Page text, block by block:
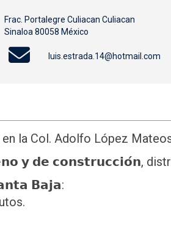
Frac. Portalegre Culiacan Culiacan
Sinaloa 80058 México
luis.estrada.14@hotmail.com
la Col. Adolfo López
𝗱𝗲 𝗰𝗼𝗻𝘀𝘁𝗿𝘂𝗰𝗰𝗶𝗼́𝗻,
𝗕𝗮𝗷𝗮: